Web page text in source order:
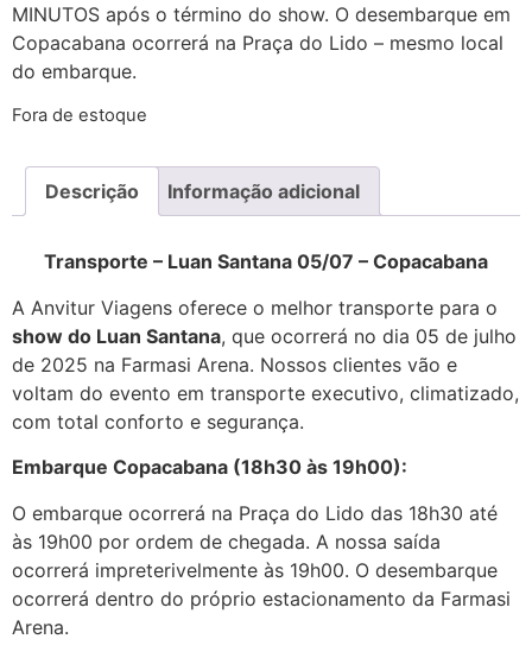
MINUTOS após o término do show. O desembarque em
Copacabana ocorrerá na Praça do Lido – mesmo local
do embarque.
Fora de estoque
Descrição Informação adicional
Transporte – Luan Santana 05/07 – Copacabana
A Anvitur Viagens oferece o melhor transporte para o
show do Luan Santana, que ocorrerá no dia 05 de julho
de 2025 na Farmasi Arena. Nossos clientes vão e
voltam do evento em transporte executivo, climatizado,
com total conforto e segurança.
Embarque Copacabana (18h30 às 19h00):
O embarque ocorrerá na Praça do Lido das 18h30 até
às 19h00 por ordem de chegada. A nossa saída
ocorrerá impreterivelmente às 19h00. O desembarque
ocorrerá dentro do próprio estacionamento da Farmasi
Arena.